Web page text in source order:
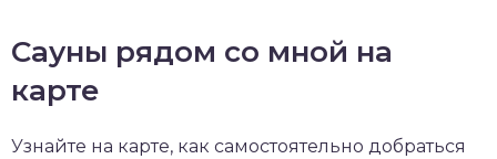
Сауны рядом со мной на
карте
Узнайте на карте, как самостоятельно добраться